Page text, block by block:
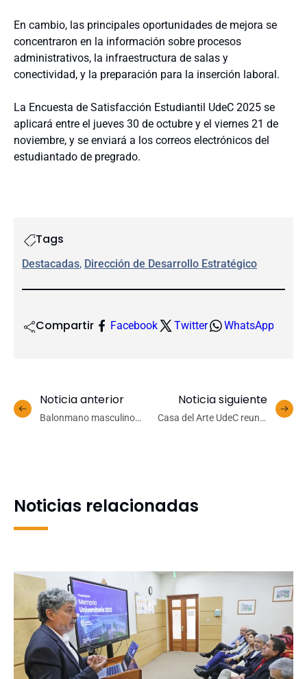
En cambio, las principales oportunidades de mejora se
concentraron en la información sobre procesos
administrativos, la infraestructura de salas y
conectividad, y la preparación para la inserción laboral.
La Encuesta de Satisfacción Estudiantil UdeC 2025 se
aplicará entre el jueves 30 de octubre y el viernes 21 de
noviembre, y se enviará a los correos electrónicos del
estudiantado de pregrado.
Tags
Destacadas, Dirección de Desarrollo Estratégico
Compartir Facebook Twitter WhatsApp
Noticia anterior
Balonmano masculino
Noticia siguiente
Casa del Arte UdeC reunió
Noticias relacionadas